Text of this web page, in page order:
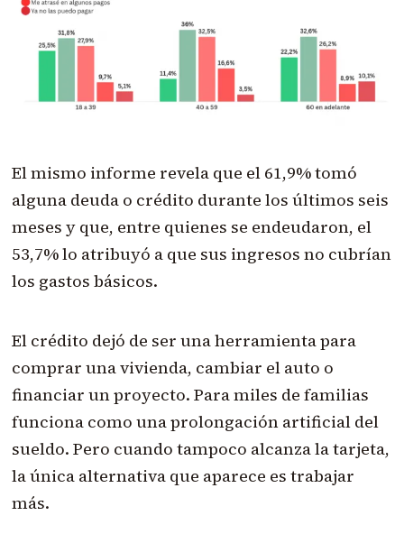
El mismo informe revela que el 61,9% tomó
alguna deuda o crédito durante los últimos seis
meses y que, entre quienes se endeudaron, el
53,7% lo atribuyó a que sus ingresos no cubrían
los gastos básicos.
El crédito dejó de ser una herramienta para
comprar una vivienda, cambiar el auto o
financiar un proyecto. Para miles de familias
funciona como una prolongación artificial del
sueldo. Pero cuando tampoco alcanza la tarjeta,
la única alternativa que aparece es trabajar
más.